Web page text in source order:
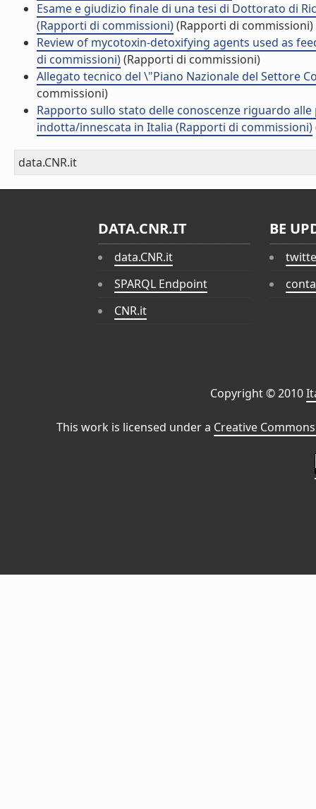
Esame e giudizio finale di una tesi di Dottorato di
(Rapporti di commissioni)(Rapporti di commissioni)
Review of mycotoxin-detoxifying agents used as
di commissioni)(Rapporti di commissioni)
Allegato tecnico del \"Piano Nazionale del Settore
commissioni)
Rapporto sullo stato delle conoscenze riguardo
indotta/innescata in Italia (Rapporti di commissioni)
data.CNR.it
DATA.CNR.IT
data.CNR.it
SPARQL Endpoint
CNR.it
BE
Copyright © 2010
This work is licensed under a Creative